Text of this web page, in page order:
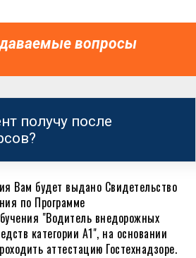
вопросы
получу после
Вам будет выдано Свидетельство
по Программе
"Водитель внедорожных
категории А1", на основании
аттестацию Гостехнадзоре.